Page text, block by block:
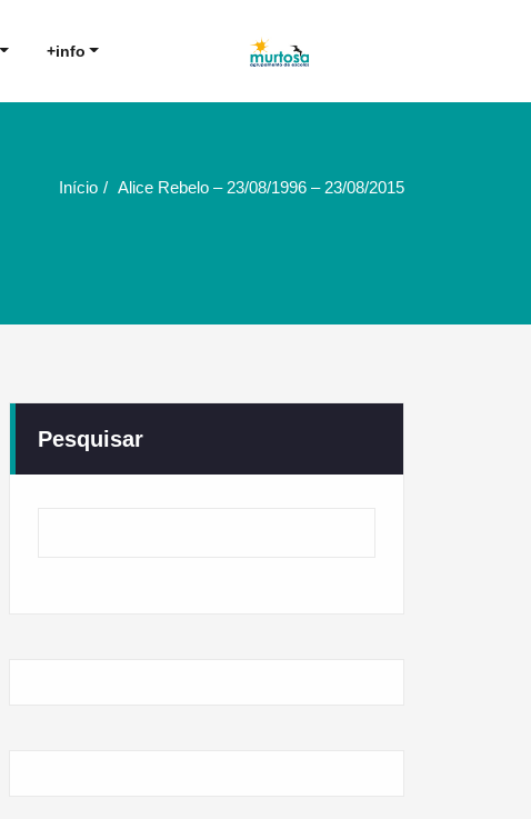
AE Murtosa
Agrupamento de Escolas da
Murtosa
+info
Início Alice Rebelo – 23/08/1996 – 23/08/2015
Pesquisar